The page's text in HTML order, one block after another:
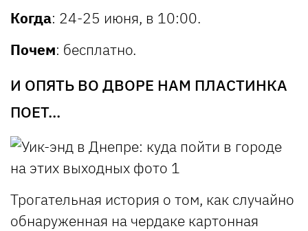
Когда: 24-25 июня, в 10:00.
Почем: бесплатно.
И ОПЯТЬ ВО ДВОРЕ НАМ ПЛАСТИНКА
ПОЕТ...
Трогательная история о том, как случайно
обнаруженная на чердаке картонная